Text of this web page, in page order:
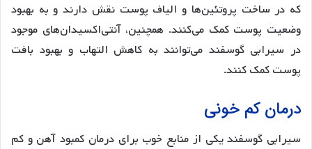
که در ساخت پروتئین‌ها و الیاف پوست نقش دارند و به بهبود
وضعیت پوست کمک می‌کنند. همچنین، آنتی‌اکسیدان‌های موجود
در سیرابی گوسفند می‌توانند به کاهش التهاب و بهبود بافت
پوست کمک کنند.
درمان کم خونی
سیرابی گوسفند یکی از منابع خوب برای درمان کمبود آهن و کم